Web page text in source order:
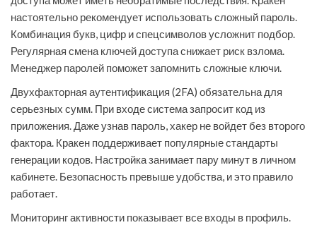
настоятельно рекомендует использовать сложный пароль.
Комбинация букв, цифр и спецсимволов усложнит подбор.
Регулярная смена ключей доступа снижает риск взлома.
Менеджер паролей поможет запомнить сложные ключи.
Двухфакторная аутентификация (2FA) обязательна для
серьезных сумм. При входе система запросит код из
приложения. Даже узнав пароль, хакер не войдет без второго
фактора. Кракен поддерживает популярные стандарты
генерации кодов. Настройка занимает пару минут в личном
кабинете. Безопасность превыше удобства, и это правило
работает.
Мониторинг активности показывает все входы в профиль.